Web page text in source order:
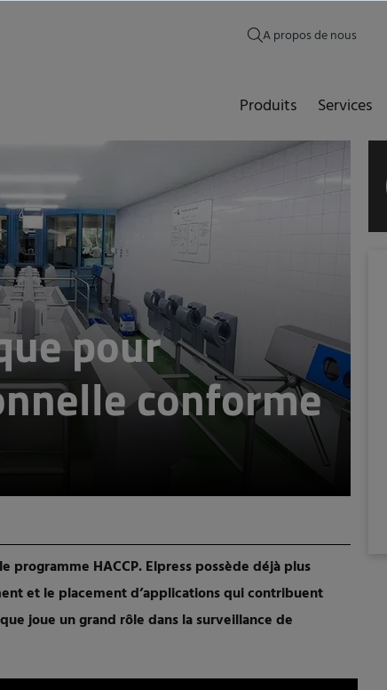
A propos de nous
Produits Services
pour
conforme
HACCP. Elpress possède déjà plus
et le placement d’applications qui contribuent
joue un grand rôle dans la surveillance de